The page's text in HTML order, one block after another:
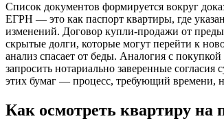
Список документов формируется вокруг
ЕГРН — это как паспорт квартиры, где
изменений. Договор купли-продажи от
скрытые долги, которые могут перейти к
анализ спасает от беды. Аналогия с
запросить нотариально заверенные
этих бумаг — процесс, требующий времени,
Как осмотреть квартиру на